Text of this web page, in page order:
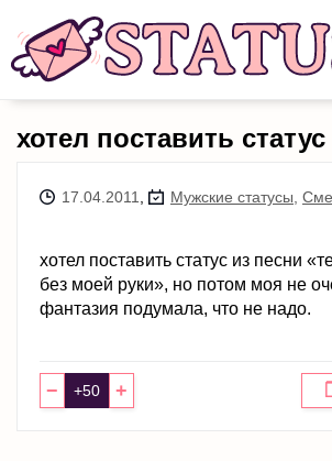
хотел поставить
17.04.2011 Мужские статусы
хотел поставить статус из песни
без моей руки», но потом моя не
фантазия подумала, что не надо.
− +